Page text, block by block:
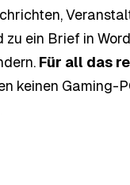
ein Brief in
Für all das
keinen Gaming-